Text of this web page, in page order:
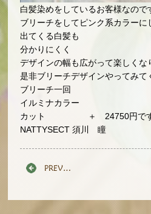
白髪染めをしているお客様なので
ブリーチをしてピンク系カラーに
出てくる白髪も
分かりにくく
デザインの幅も広がって楽しくな
是非ブリーチデザインやってみて
ブリーチ一回
イルミナカラー
カット ＋ 24750円で
NATTYSECT 須川 瞳